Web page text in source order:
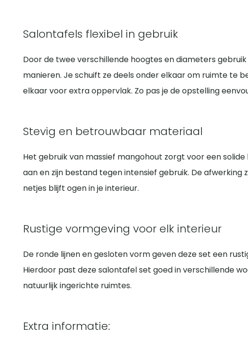
Salontafels flexibel in gebruik
Door de twee verschillende hoogtes en diameters
manieren. Je schuift ze deels onder elkaar om ruimte te
elkaar voor extra oppervlak. Zo pas je de opstelling
Stevig en betrouwbaar materiaal
Het gebruik van massief mangohout zorgt voor een
aan en zijn bestand tegen intensief gebruik. De
netjes blijft ogen in je interieur.
Rustige vormgeving voor elk interieur
De ronde lijnen en gesloten vorm geven deze set een
Hierdoor past deze salontafel set goed in verschillende
natuurlijk ingerichte ruimtes.
Extra informatie: